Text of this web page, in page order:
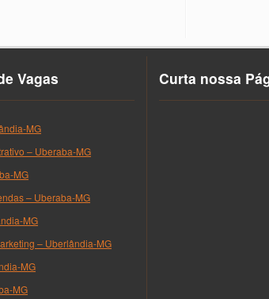
Vagas
MG
– Uberaba-MG
MG
– Uberaba-MG
MG
– Uberlândia-MG
MG
MG
Curta nossa